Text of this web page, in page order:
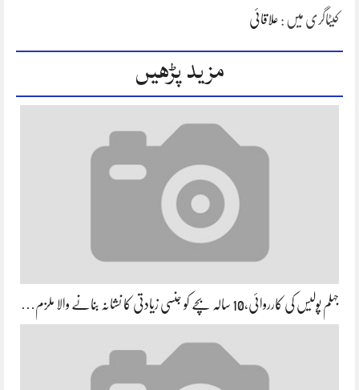
کیٹاگری میں : علاقائی
مزید پڑھیں
جہلم پولیس کی کارروائی،10 سالہ بچے کو جنسی زیادتی کا نشانہ بنانے والا ملزم…